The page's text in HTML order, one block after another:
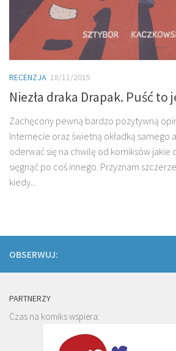
RECENZJA 18/11/2015
Niezła draka Drapak. Puść to
Zachęcony pewną bardzo pozytywną
Internecie oraz świetną okładką samego
oderwać się na chwilę od komiksów jakie
sięgnąć po coś innego. Przyznam
kiedy...
OBSERWUJ:
PARTNERZY
Czas na komiks wspiera: